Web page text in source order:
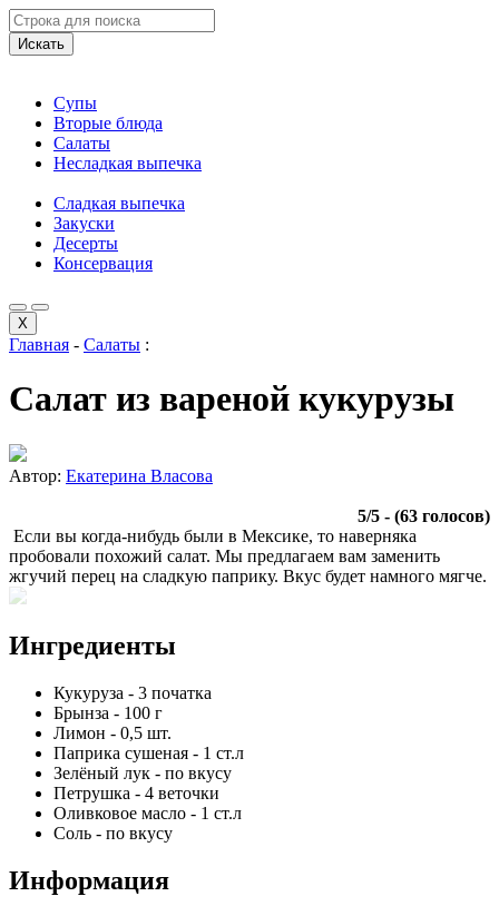
Искать
Супы
Вторые блюда
Салаты
Несладкая выпечка
Сладкая выпечка
Закуски
Десерты
Консервация
X
Главная - Салаты :
Салат из вареной кукурузы
Автор: Екатерина Власова
5/5 - (63 голосов)
Если вы когда-нибудь были в Мексике, то наверняка
пробовали похожий салат. Мы предлагаем вам заменить
жгучий перец на сладкую паприку. Вкус будет намного мягче.
Ингредиенты
Кукуруза - 3 початка
Брынза - 100 г
Лимон - 0,5 шт.
Паприка сушеная - 1 ст.л
Зелёный лук - по вкусу
Петрушка - 4 веточки
Оливковое масло - 1 ст.л
Соль - по вкусу
Информация